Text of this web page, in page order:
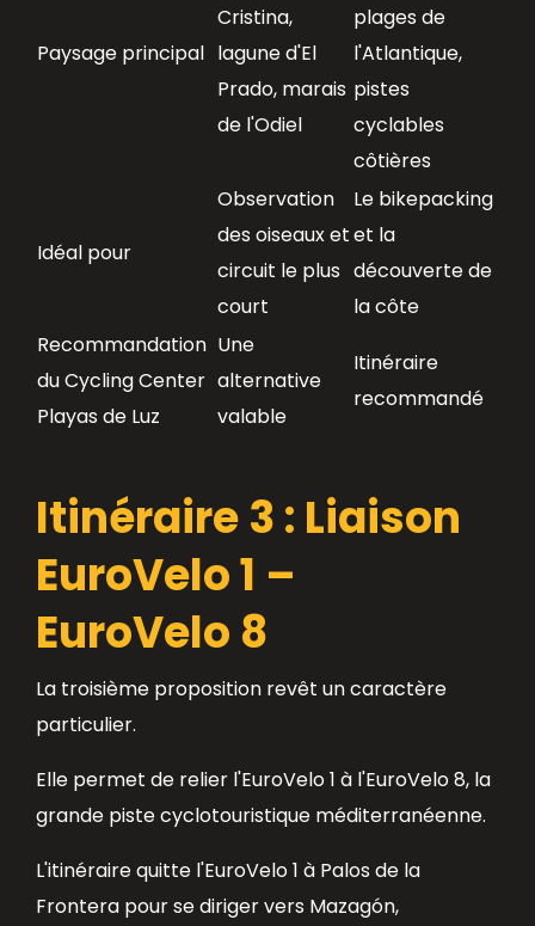
Paysage principal
Cristina,
lagune d'El
Prado, marais
de l'Odiel
plages de
l'Atlantique,
pistes
cyclables
côtières
Idéal pour
Observation
des oiseaux et
circuit le plus
court
Le bikepacking
et la
découverte de
la côte
Recommandation
du Cycling Center
Playas de Luz
Une
alternative
valable
Itinéraire
recommandé
Itinéraire 3 : Liaison
EuroVelo 1 –
EuroVelo 8
La troisième proposition revêt un caractère
particulier.
Elle permet de relier l'EuroVelo 1 à l'EuroVelo 8, la
grande piste cyclotouristique méditerranéenne.
L'itinéraire quitte l'EuroVelo 1 à Palos de la
Frontera pour se diriger vers Mazagón,